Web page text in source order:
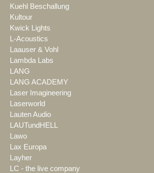
Kuehl Beschallung
Kultour
Kwick Lights
L-Acoustics
Laauser & Vohl
Lambda Labs
LANG
LANG ACADEMY
Laser Imagineering
Laserworld
Lauten Audio
LAUTundHELL
Lawo
Lax Europa
Layher
LC - the live company